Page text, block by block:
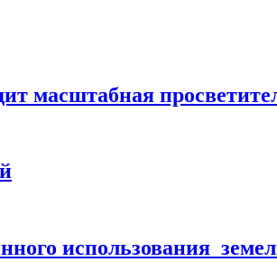
масштабная
использования